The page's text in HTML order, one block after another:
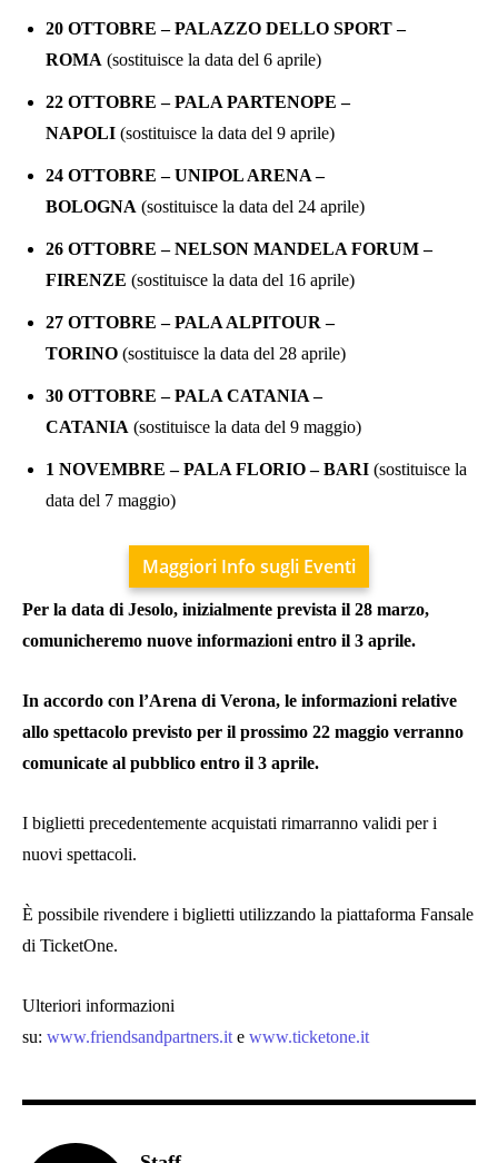
20 OTTOBRE – PALAZZO DELLO SPORT –
ROMA (sostituisce la data del 6 aprile)
22 OTTOBRE – PALA PARTENOPE –
NAPOLI (sostituisce la data del 9 aprile)
24 OTTOBRE – UNIPOL ARENA –
BOLOGNA (sostituisce la data del 24 aprile)
26 OTTOBRE – NELSON MANDELA FORUM –
FIRENZE (sostituisce la data del 16 aprile)
27 OTTOBRE – PALA ALPITOUR –
TORINO (sostituisce la data del 28 aprile)
30 OTTOBRE – PALA CATANIA –
CATANIA (sostituisce la data del 9 maggio)
1 NOVEMBRE – PALA FLORIO – BARI (sostituisce la
data del 7 maggio)
Maggiori Info sugli Eventi
Per la data di Jesolo, inizialmente prevista il 28 marzo,
comunicheremo nuove informazioni entro il 3 aprile.
In accordo con l’Arena di Verona, le informazioni relative
allo spettacolo previsto per il prossimo 22 maggio verranno
comunicate al pubblico entro il 3 aprile.
I biglietti precedentemente acquistati rimarranno validi per i
nuovi spettacoli.
È possibile rivendere i biglietti utilizzando la piattaforma Fansale
di TicketOne.
Ulteriori informazioni
su: www.friendsandpartners.it e www.ticketone.it